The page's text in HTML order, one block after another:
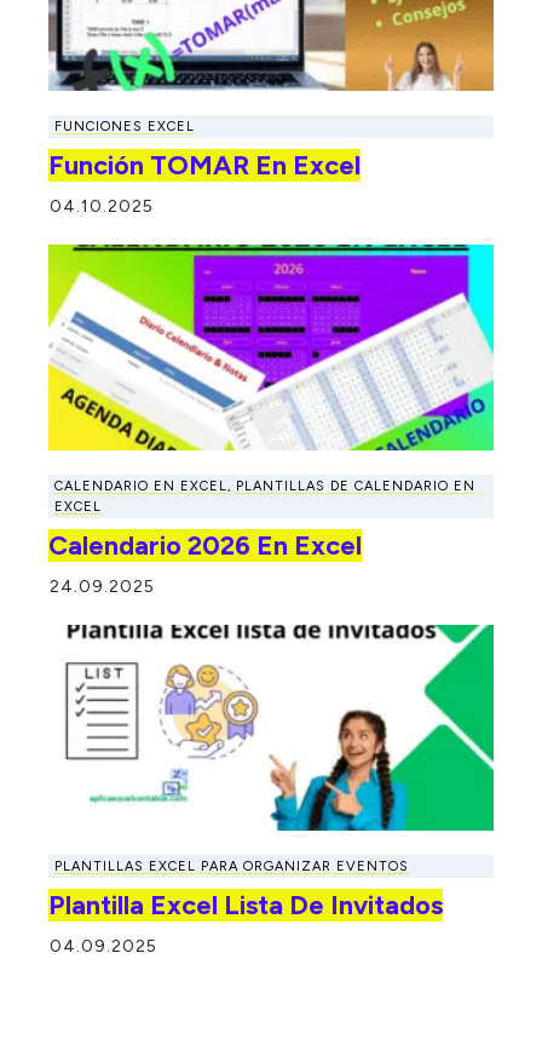
FUNCIONES EXCEL
Función TOMAR En Excel
04.10.2025
CALENDARIO EN EXCEL, PLANTILLAS DE CALENDARIO EN
EXCEL
Calendario 2026 En Excel
24.09.2025
PLANTILLAS EXCEL PARA ORGANIZAR EVENTOS
Plantilla Excel Lista De Invitados
04.09.2025